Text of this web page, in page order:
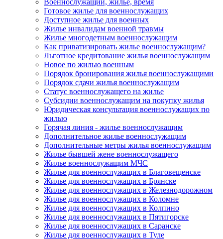
Военнослужащий, жилье, время
Готовое жилье для военнослужащих
Доступное жилье для военных
Жилье инвалидам военной травмы
Жилье многодетным военнослужащим
Как приватизировать жилье военнослужащим?
Льготное кредитование жилья военнослужащим
Новое по жилью военным
Порядок бронирования жилья военнослужащими
Порядок сдачи жилья военнослужащим
Статус военнослужащего на жилье
Субсидии военнослужащим на покупку жилья
Юридическая консультация военнослужащих по
жилью
Горячая линия - жилье военнослужащим
Дополнительное жилье военнослужащим
Дополнительные метры жилья военнослужащим
Жилье бывшей жене военнослужащего
Жилье военнослужащим МЧС
Жилье для военнослужащих в Благовещенске
Жилье для военнослужащих в Брянске
Жилье для военнослужащих в Железнодорожном
Жилье для военнослужащих в Коломне
Жилье для военнослужащих в Колпино
Жилье для военнослужащих в Пятигорске
Жилье для военнослужащих в Саранске
Жилье для военнослужащих в Туле